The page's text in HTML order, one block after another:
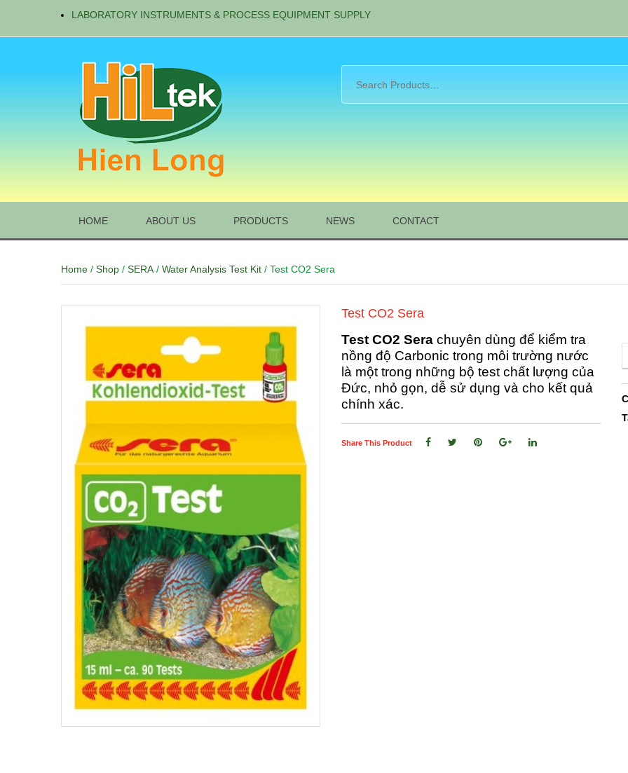
LABORATORY INSTRUMENTS & PROCESS EQUIPMENT SUPPLY
HOME ABOUT US PRODUCTS NEWS CONTACT
Home / Shop / SERA / Water Analysis Test Kit / Test CO2 Sera
Test CO2 Sera
Test CO2 Sera chuyên dùng để kiểm tra
nồng độ Carbonic trong môi trường nước
là một trong những bộ test chất lượng của
Đức, nhỏ gọn, dễ sử dụng và cho kết quả
chính xác.
Share This Product